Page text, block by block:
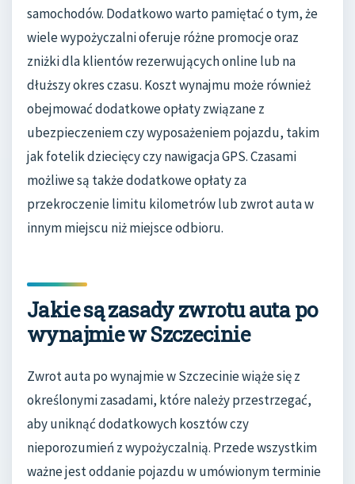
samochodów. Dodatkowo warto pamiętać o tym, że
wiele wypożyczalni oferuje różne promocje oraz
zniżki dla klientów rezerwujących online lub na
dłuższy okres czasu. Koszt wynajmu może również
obejmować dodatkowe opłaty związane z
ubezpieczeniem czy wyposażeniem pojazdu, takim
jak fotelik dziecięcy czy nawigacja GPS. Czasami
możliwe są także dodatkowe opłaty za
przekroczenie limitu kilometrów lub zwrot auta w
innym miejscu niż miejsce odbioru.
Jakie są zasady zwrotu auta po
wynajmie w Szczecinie
Zwrot auta po wynajmie w Szczecinie wiąże się z
określonymi zasadami, które należy przestrzegać,
aby uniknąć dodatkowych kosztów czy
nieporozumień z wypożyczalnią. Przede wszystkim
ważne jest oddanie pojazdu w umówionym terminie